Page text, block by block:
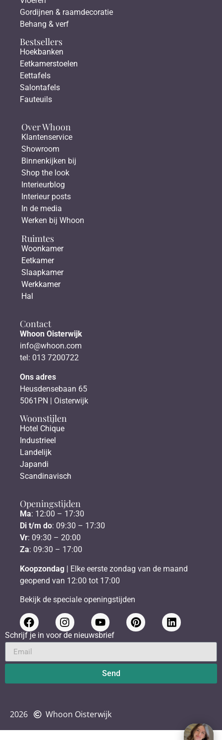
Gordijnen & raamdecoratie
Behang & verf
Bestsellers
Hoekbanken
Eetkamerstoelen
Eettafels
Salontafels
Fauteuils
Over Whoon
Klantenservice
Showroom
Binnenkijken bij
Shop the look
Interieurblog
Interieur posts
In de media
Werken bij Whoon
Ruimtes
Woonkamer
Eetkamer
Slaapkamer
Werkkamer
Hal
Contact
Whoon Oisterwijk
info@whoon.com
tel: 013 7200722
Ons adres
Heusdensebaan 65
5061PN | Oisterwijk
Woonstijlen
Hotel Chique
Industrieel
Landelijk
Japandi
Scandinavisch
Openingstijden
Ma: 12:00 – 17:30
Di t/m do: 09:30 – 17:30
Vr: 09:30 – 20:00
Za: 09:30 – 17:00
Koopzondag | Elke eerste zondag van de maand
geopend van 12:00 tot 17:00
Bekijk de speciale openingstijden
Schrijf je in voor de nieuwsbrief
Send
2026 Whoon Oisterwijk